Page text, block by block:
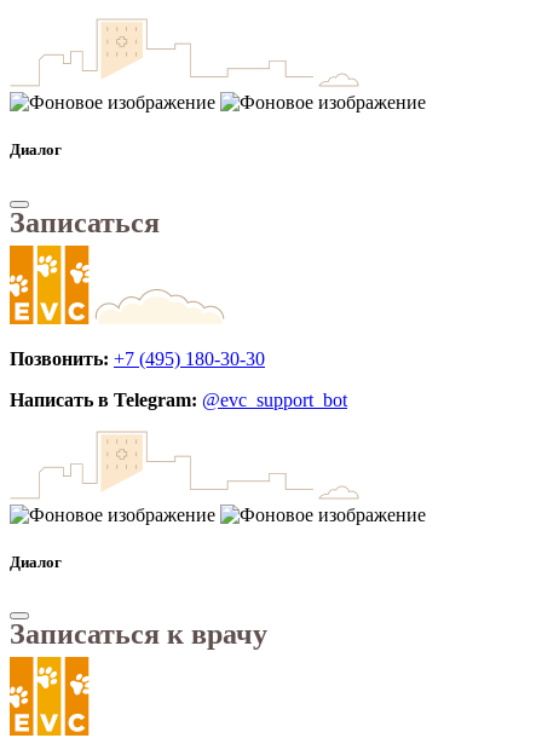
Диалог
Записаться
Позвонить: +7 (495) 180-30-30
Написать в Telegram: @evc_support_bot
Диалог
Записаться к врачу